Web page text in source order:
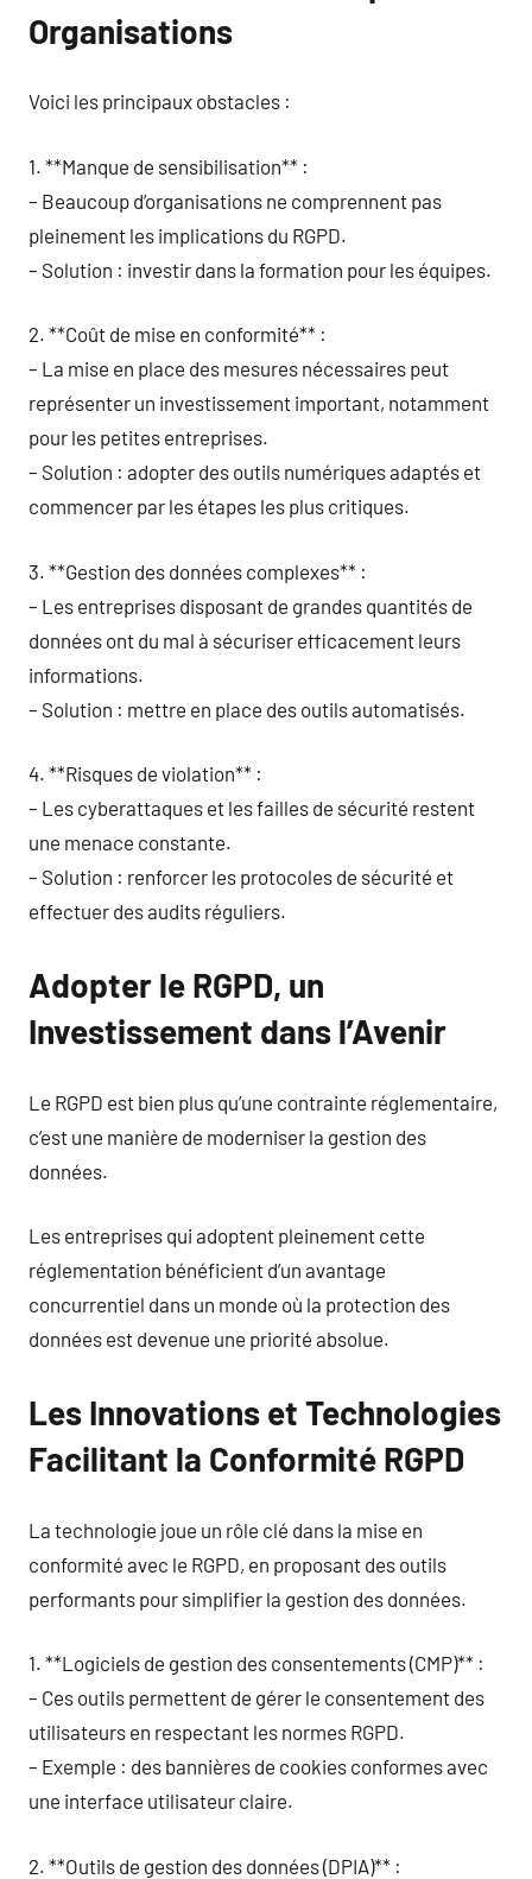
Organisations
Voici les principaux obstacles :
1. **Manque de sensibilisation** :
– Beaucoup d’organisations ne comprennent pas
pleinement les implications du RGPD.
– Solution : investir dans la formation pour les équipes.
2. **Coût de mise en conformité** :
– La mise en place des mesures nécessaires peut
représenter un investissement important, notamment
pour les petites entreprises.
– Solution : adopter des outils numériques adaptés et
commencer par les étapes les plus critiques.
3. **Gestion des données complexes** :
– Les entreprises disposant de grandes quantités de
données ont du mal à sécuriser efficacement leurs
informations.
– Solution : mettre en place des outils automatisés.
4. **Risques de violation** :
– Les cyberattaques et les failles de sécurité restent
une menace constante.
– Solution : renforcer les protocoles de sécurité et
effectuer des audits réguliers.
Adopter le RGPD, un
Investissement dans l’Avenir
Le RGPD est bien plus qu’une contrainte réglementaire,
c’est une manière de moderniser la gestion des
données.
Les entreprises qui adoptent pleinement cette
réglementation bénéficient d’un avantage
concurrentiel dans un monde où la protection des
données est devenue une priorité absolue.
Les Innovations et Technologies
Facilitant la Conformité RGPD
La technologie joue un rôle clé dans la mise en
conformité avec le RGPD, en proposant des outils
performants pour simplifier la gestion des données.
1. **Logiciels de gestion des consentements (CMP)** :
– Ces outils permettent de gérer le consentement des
utilisateurs en respectant les normes RGPD.
– Exemple : des bannières de cookies conformes avec
une interface utilisateur claire.
2. **Outils de gestion des données (DPIA)** :